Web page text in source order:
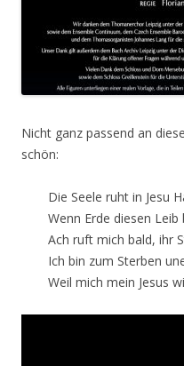
Nicht ganz passend an
schön:
Die Seele ruht in Jesu
Wenn Erde diesen Leib
Ach ruft mich bald, ihr
Ich bin zum Sterben
Weil mich mein Jesus